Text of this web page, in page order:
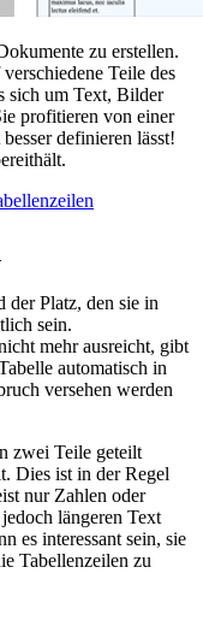
zu erstellen.
Teile des
sich um Text, Bilder
profitieren von einer
definieren lässt!
der Platz, den sie in
sein.
mehr ausreicht, gibt
automatisch in
versehen werden
zwei Teile geteilt
Dies ist in der Regel
nur Zahlen oder
längeren Text
es interessant sein, sie
Tabellenzeilen zu